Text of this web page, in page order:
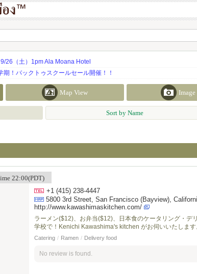
26（土）1pm Ala Moana Hotel
期！バックトゥスクールセール開催！！
Map View
Sort by Name
22:00(PDT)
+1 (415) 238-4447
5800 3rd Street, San Francisco (Bayview),
http://www.kawashimaskitchen.com/
ラーメン($12)、お弁当($12)、日本食のケータリング・デ
学校で！Kenichi Kawashima's kitchen がお伺いいたしま
Catering / Ramen / Delivery food
No review is found.